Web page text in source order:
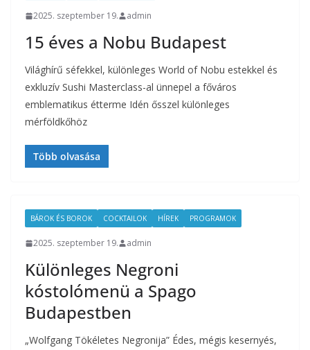
2025. szeptember 19. admin
15 éves a Nobu Budapest
Világhírű séfekkel, különleges World of Nobu estekkel és
exkluzív Sushi Masterclass-al ünnepel a főváros
emblematikus étterme Idén ősszel különleges
mérföldkőhöz
Több olvasása
BÁROK ÉS BOROK COCKTAILOK HÍREK PROGRAMOK
2025. szeptember 19. admin
Különleges Negroni
kóstolómenü a Spago
Budapestben
„Wolfgang Tökéletes Negronija” Édes, mégis kesernyés,